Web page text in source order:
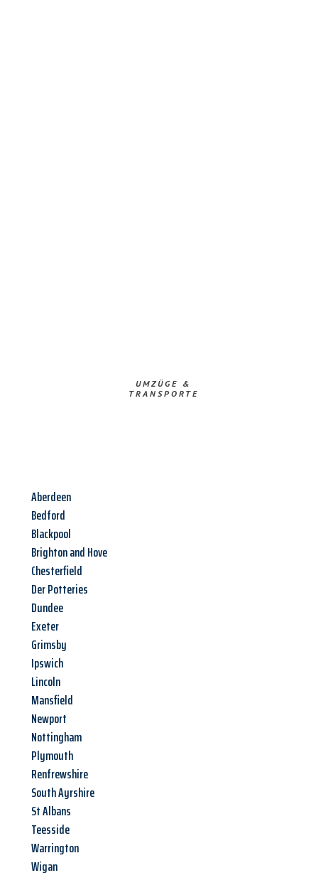
UMZÜGE &
TRANSPORTE
Aberdeen
Bedford
Blackpool
Brighton and Hove
Chesterfield
Der Potteries
Dundee
Exeter
Grimsby
Ipswich
Lincoln
Mansfield
Newport
Nottingham
Plymouth
Renfrewshire
South Ayrshire
St Albans
Teesside
Warrington
Wigan